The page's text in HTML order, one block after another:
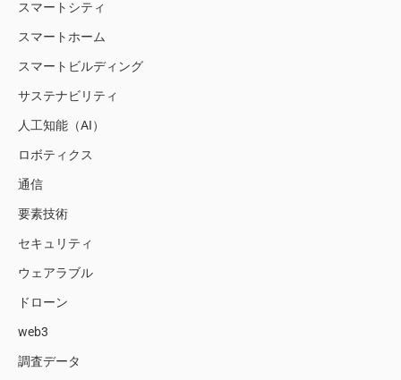
スマートシティ
スマートホーム
スマートビルディング
サステナビリティ
人工知能（AI）
ロボティクス
通信
要素技術
セキュリティ
ウェアラブル
ドローン
web3
調査データ